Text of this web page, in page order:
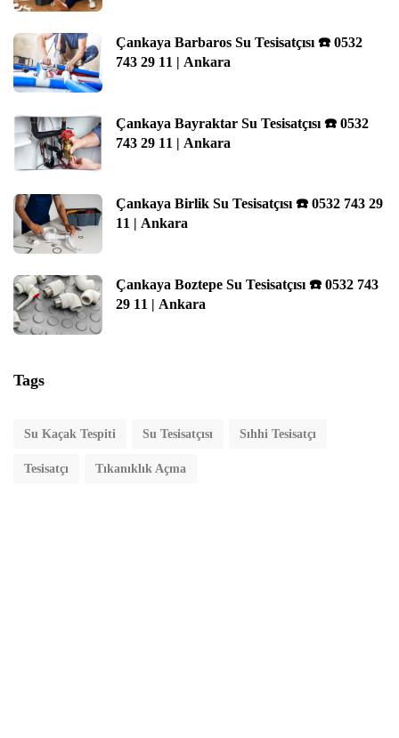
Çankaya Barbaros Su Tesisatçısı ☎️ 0532
743 29 11 | Ankara
Çankaya Bayraktar Su Tesisatçısı ☎️ 0532
743 29 11 | Ankara
Çankaya Birlik Su Tesisatçısı ☎️ 0532 743 29
11 | Ankara
Çankaya Boztepe Su Tesisatçısı ☎️ 0532 743
29 11 | Ankara
Tags
Su Kaçak Tespiti Su Tesisatçısı Sıhhi Tesisatçı
Tesisatçı Tıkanıklık Açma